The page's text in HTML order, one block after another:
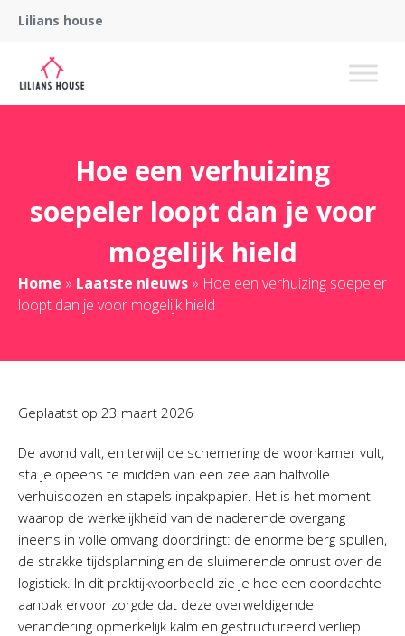
Lilians house
Hoe een verhuizing
soepeler loopt dan je voor
mogelijk hield
Home » Laatste nieuws » Hoe een verhuizing soepeler
loopt dan je voor mogelijk hield
Geplaatst op 23 maart 2026
De avond valt, en terwijl de schemering de woonkamer vult,
sta je opeens te midden van een zee aan halfvolle
verhuisdozen en stapels inpakpapier. Het is het moment
waarop de werkelijkheid van de naderende overgang
ineens in volle omvang doordringt: de enorme berg spullen,
de strakke tijdsplanning en de sluimerende onrust over de
logistiek. In dit praktijkvoorbeeld zie je hoe een doordachte
aanpak ervoor zorgde dat deze overweldigende
verandering opmerkelijk kalm en gestructureerd verliep.